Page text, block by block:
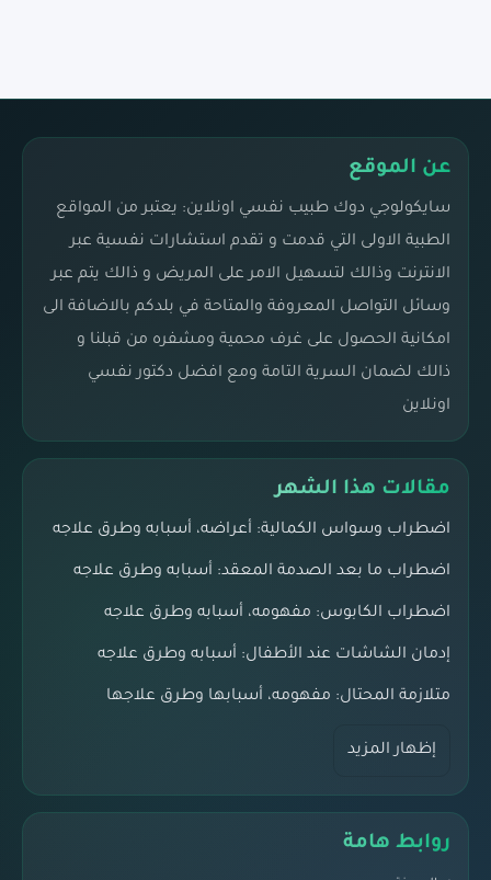
عن الموقع
سايكولوجي دوك طبيب نفسي اونلاين: يعتبر من المواقع
الطبية الاولى التي قدمت و تقدم استشارات نفسية عبر
الانترنت وذالك لتسهيل الامر على المريض و ذالك يتم عبر
وسائل التواصل المعروفة والمتاحة في بلدكم بالاضافة الى
امكانية الحصول على غرف محمية ومشفره من قبلنا و
ذالك لضمان السرية التامة ومع افضل دكتور نفسي
اونلاين
مقالات هذا الشهر
اضطراب وسواس الكمالية: أعراضه، أسبابه وطرق علاجه
اضطراب ما بعد الصدمة المعقد: أسبابه وطرق علاجه
اضطراب الكابوس: مفهومه، أسبابه وطرق علاجه
إدمان الشاشات عند الأطفال: أسبابه وطرق علاجه
متلازمة المحتال: مفهومه، أسبابها وطرق علاجها
إظهار المزيد
روابط هامة